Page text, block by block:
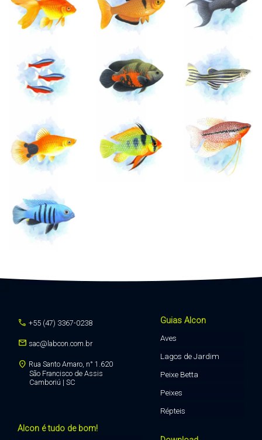
call +55 (47) 3367-0238
mail sac@labcon.com.br
location_on Rua Santo Amaro, n° 1.620
São Francisco de Assis
Camboriú | SC
Alcon é tudo de bom!
Guias Alcon
Aves
Lagos de Jardim
Peixe Betta
Peixes
Répteis